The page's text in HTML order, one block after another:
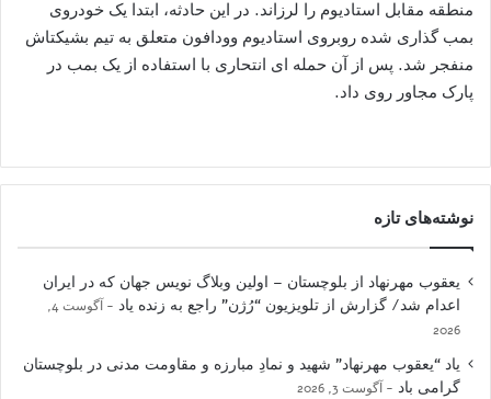
منطقه مقابل استادیوم را لرزاند. در این حادثه، ابتدا یک خودروی
بمب گذاری شده روبروی استادیوم وودافون متعلق به تیم بشیکتاش
منفجر شد. پس از آن حمله ای انتحاری با استفاده از یک بمب در
پارک مجاور روی داد.
نوشته‌های تازه
یعقوب مهرنهاد از بلوچستان – اولین وبلاگ نویس جهان که در ایران
اعدام شد/ گزارش از تلویزیون “رُژن” راجع به زنده یاد
آگوست 4,
2026
یاد “یعقوب مهرنهاد” شهید و نمادِ مبارزه و مقاومت مدنی در بلوچستان
گرامی باد
آگوست 3, 2026